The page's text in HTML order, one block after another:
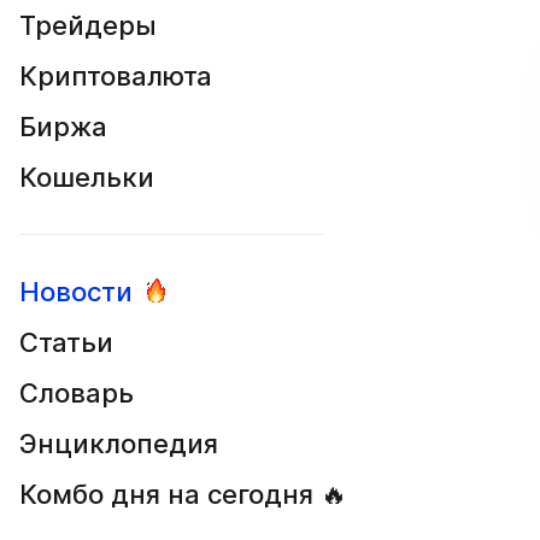
Трейдеры
Криптовалюта
Биржа
Кошельки
Новости
Статьи
Словарь
Энциклопедия
Комбо дня на сегодня 🔥